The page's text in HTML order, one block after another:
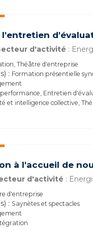
l'entretien
d'activité :
Théâtre d'entreprise
: Formation présentielle
Entretien
et intelligence collective,
à l'accueil de
d'activité :
d'entreprise
: Saynètes et spectacles